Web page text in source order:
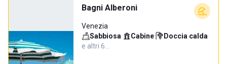
Bagni Alberoni
Venezia
Sabbiosa· Cabine· Doccia calda·
e altri 6…